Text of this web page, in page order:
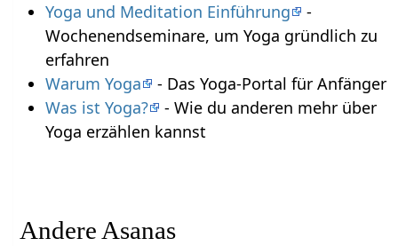
Yoga und Meditation Einführung
-
Wochenendseminare, um Yoga gründlich zu
erfahren
Warum Yoga
- Das Yoga-Portal für Anfänger
Was ist Yoga?
- Wie du anderen mehr über
Yoga erzählen kannst
Andere Asanas